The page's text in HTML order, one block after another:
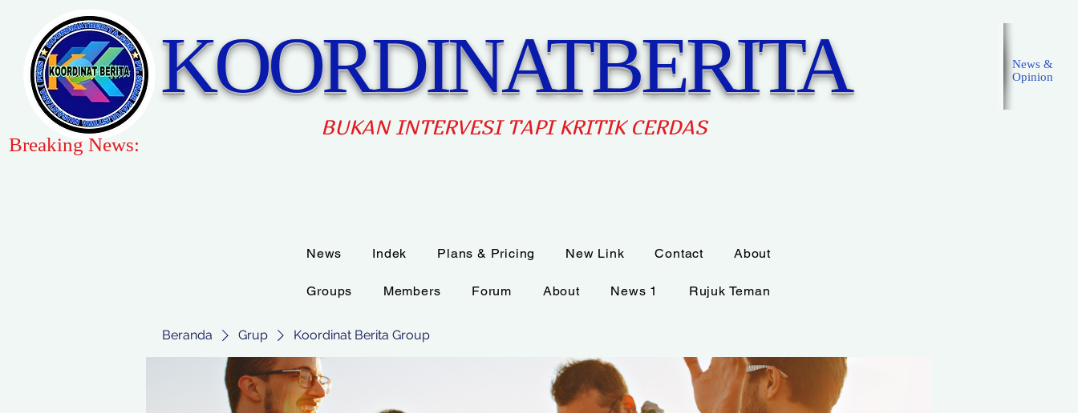
KOORDINATBERITA
BUKAN INTERVESI TAPI KRITIK CERDAS
News &
Opinion
Breaking News:
Beranda Grup Koordinat Berita Group
News Indek Plans & Pricing New Link Contact About
Groups Members Forum About News 1 Rujuk Teman